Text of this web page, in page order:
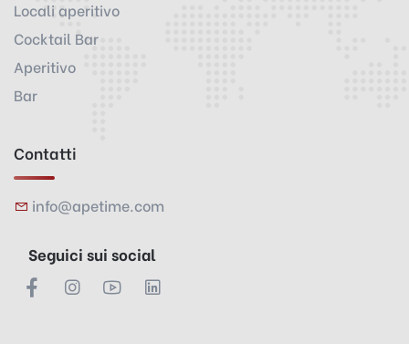
Locali aperitivo
Cocktail Bar
Aperitivo
Bar
Contatti
info@apetime.com
Seguici sui social